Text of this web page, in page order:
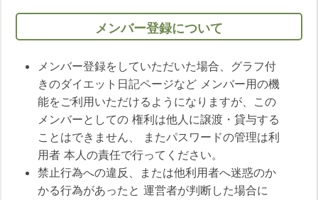
メンバー登録について
メンバー登録をしていただいた場合、グラフ付
きのダイエット日記ページなど メンバー用の機
能をご利用いただけるようになりますが、この
メンバーとしての 権利は他人に譲渡・貸与する
ことはできません、 またパスワードの管理は利
用者 本人の責任で行ってください。
禁止行為への違反、または他利用者へ迷惑のか
かる行為があったと 運営者が判断した場合に